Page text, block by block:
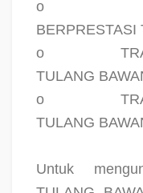
o
BERPRESTASI
o
TULANG
o
TULANG
Untuk